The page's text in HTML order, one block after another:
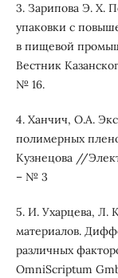
3. Зарипова Э. Х.
упаковки с
в пищевой
Вестник
№ 16.
4. Ханчич, О.А.
полимерных
Кузнецова //
– № 3
5. И. Ухарцева, Л.
материалов.
различных
OmniScriptum